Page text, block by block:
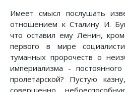
Имеет смысл послушать
отношением к Сталину И.
что оставил ему Ленин,
первого в мире
туманных пророчеств о
империализма -
пролетарской? Пустую